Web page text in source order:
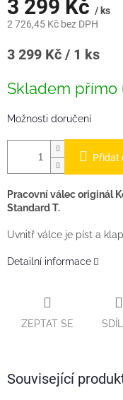
3 299 Kč / ks
2 726,45 Kč bez DPH
Měrná
3 299 Kč / 1 ks
Skladem přímo
Možnosti doručení
Přidat
Pracovní válec originál
Standard T.
Uvnitř válce je píst a
Detailní informace
ZEPTAT SE
Související